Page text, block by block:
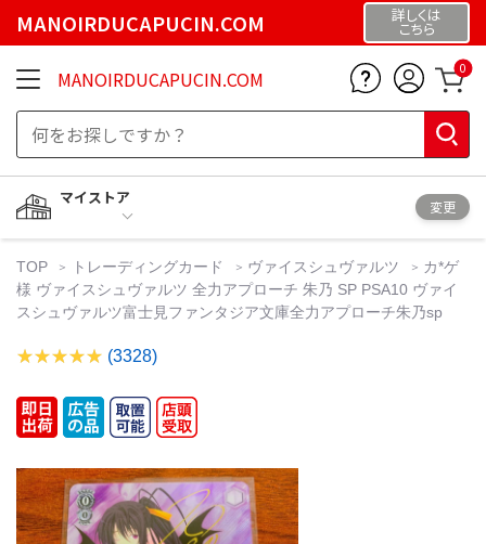
MANOIRDUCAPUCIN.COM 詳しくは
こちら
MANOIRDUCAPUCIN.COM 0
マイストア
変更
TOP トレーディングカード ヴァイスシュヴァルツ
カ*ゲ
様 ヴァイスシュヴァルツ 全力アプローチ 朱乃 SP PSA10 ヴァイ
スシュヴァルツ富士見ファンタジア文庫全力アプローチ朱乃sp
(3328)